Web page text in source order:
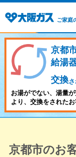
ご家庭
京都
給湯
交換さ
お湯がでない、湯量
より、交換をされた
京都市のお